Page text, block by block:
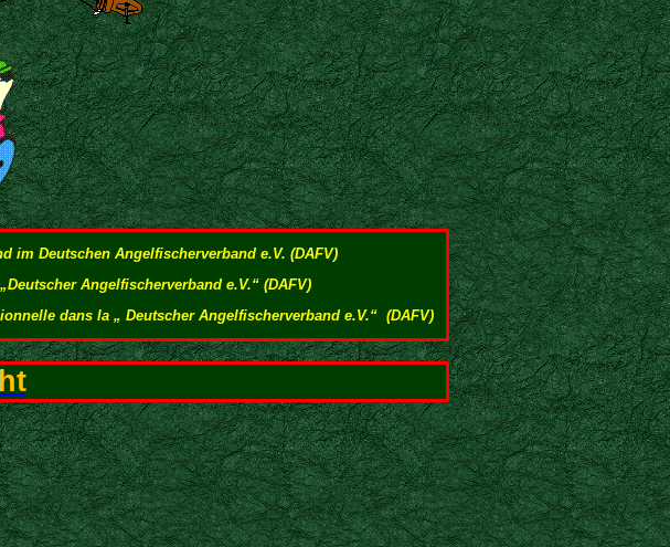
im Deutschen Angelfischerverband e.V. (DAFV)
Angelfischerverband e.V.“ (DAFV)
dans la „ Deutscher Angelfischerverband e.V.“ (DAFV)